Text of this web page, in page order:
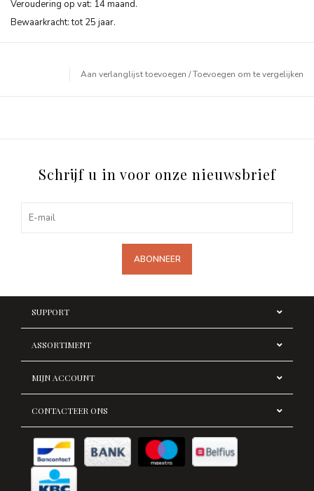
Veroudering op vat: 14 maand.
Bewaarkracht: tot 25 jaar.
Aan verlanglijst toevoegen /Toevoegen om te vergelijken
Schrijf u in voor onze nieuwsbrief
ABONNEER
SUPPORT
ASSORTIMENT
MIJN ACCOUNT
CONTACTEER ONS